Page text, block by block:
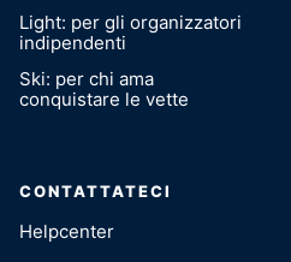
Light: per gli organizzatori
indipendenti
Ski: per chi ama
conquistare le vette
CONTATTATECI
Helpcenter